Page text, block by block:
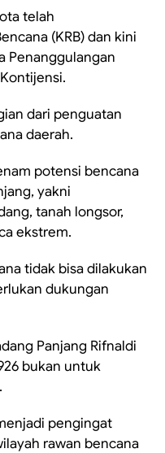
telah
(KRB) dan kini
Penanggulangan
dari penguatan
daerah.
potensi bencana
yakni
tanah longsor,
ekstrem.
tidak bisa dilakukan
dukungan
Panjang Rifnaldi
bukan untuk
pengingat
rawan bencana